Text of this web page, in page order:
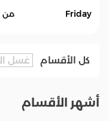
Friday
من
كل الأقسام
أشهر الأقسام